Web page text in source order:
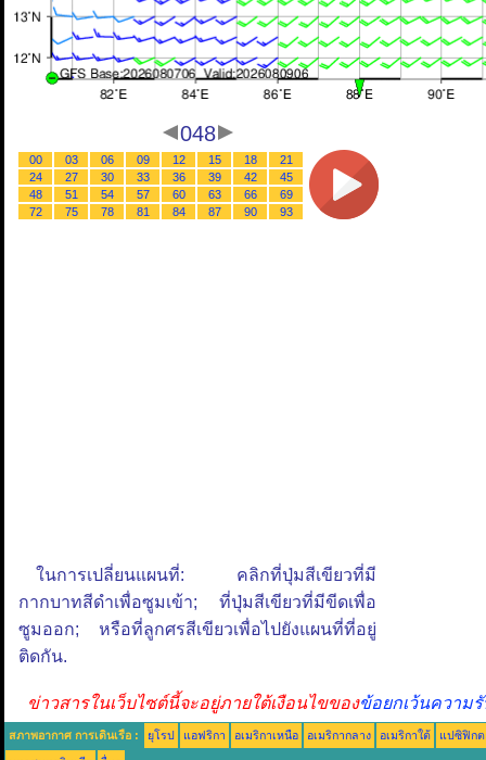
048
00 03 06 09 12 15 18
21
24
27 30 33 36 39 42
45
48
51 54 57 60 63 66
69
72
75 78 81 84 87 90 93
ในการเปลี่ยนแผนที่: คลิกที่ปุ่มสีเขียวที่มี
กากบาทสีดำเพื่อซูมเข้า; ที่ปุ่มสีเขียวที่มีขีดเพื่อ
ซูมออก; หรือที่ลูกศรสีเขียวเพื่อไปยังแผนที่ที่อยู่
ติดกัน.
ข่าวสารในเว็บไซต์นี้จะอยู่ภายใต้เงือนไขของข้อยกเว้นความ
สภาพอากาศ การเดินเรือ : ยุโรป แอฟริกา อเมริกาเหนือ อเมริกากลาง อเมริกาใต้ แปซิฟิกต